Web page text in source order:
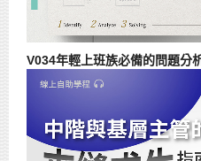
V034年輕上班族必備的問題分